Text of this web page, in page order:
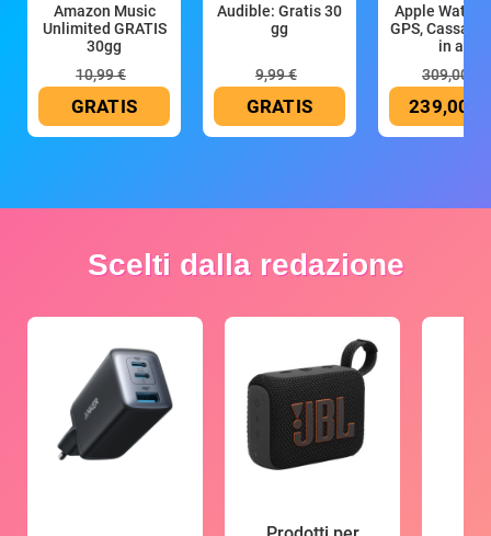
Amazon Music
Unlimited GRATIS
30gg
10,99 €
GRATIS
Audible: Gratis 30
gg
9,99 €
GRATIS
Apple Watch
GPS, Cassa
in all
309,00 €
239,00 €
Scelti dalla redazione